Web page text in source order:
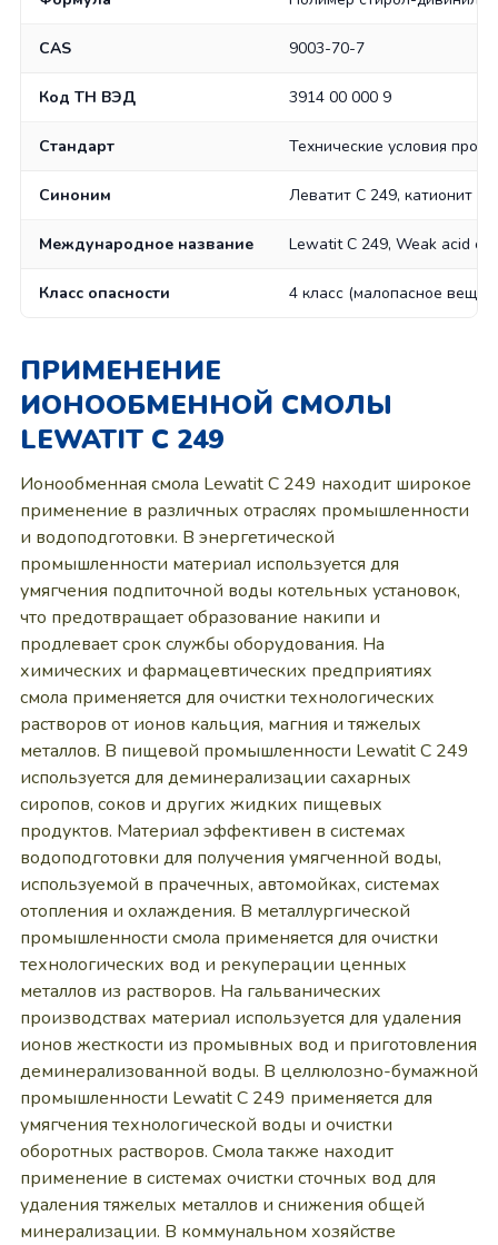
CAS 9003-70-7
Код ТН ВЭД 3914 00 000 9
Стандарт Технические условия
Синоним Леватит C 249, катионит
Международное название Lewatit C 249, Weak acid
Класс опасности 4 класс (малопасное
ПРИМЕНЕНИЕ
ИОНООБМЕННОЙ СМОЛЫ
LEWATIT C 249
Ионообменная смола Lewatit C 249 находит широкое
применение в различных отраслях промышленности
и водоподготовки. В энергетической
промышленности материал используется для
умягчения подпиточной воды котельных установок,
что предотвращает образование накипи и
продлевает срок службы оборудования. На
химических и фармацевтических предприятиях
смола применяется для очистки технологических
растворов от ионов кальция, магния и тяжелых
металлов. В пищевой промышленности Lewatit C 249
используется для деминерализации сахарных
сиропов, соков и других жидких пищевых
продуктов. Материал эффективен в системах
водоподготовки для получения умягченной воды,
используемой в прачечных, автомойках, системах
отопления и охлаждения. В металлургической
промышленности смола применяется для очистки
технологических вод и рекуперации ценных
металлов из растворов. На гальванических
производствах материал используется для удаления
ионов жесткости из промывных вод и приготовления
деминерализованной воды. В целлюлозно-бумажной
промышленности Lewatit C 249 применяется для
умягчения технологической воды и очистки
оборотных растворов. Смола также находит
применение в системах очистки сточных вод для
удаления тяжелых металлов и снижения общей
минерализации. В коммунальном хозяйстве